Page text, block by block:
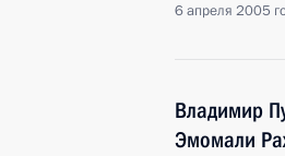
6 апреля 2005
Владимир
Эмомали